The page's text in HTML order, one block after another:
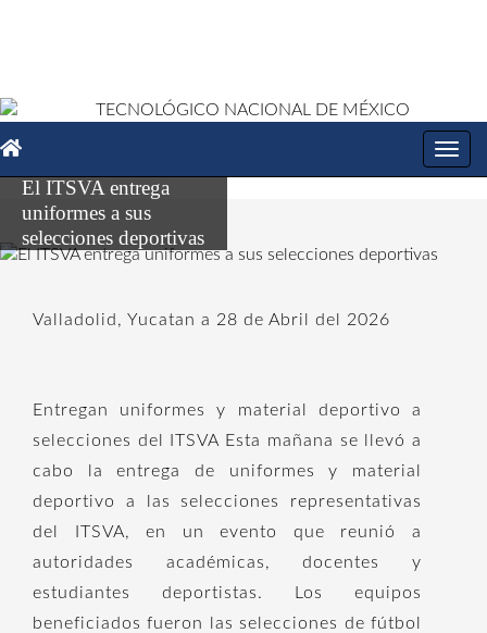
El ITSVA entrega
uniformes a sus
selecciones deportivas
Valladolid, Yucatan a 28 de Abril del 2026
Entregan uniformes y material deportivo a
selecciones del ITSVA Esta mañana se llevó a
cabo la entrega de uniformes y material
deportivo a las selecciones representativas
del ITSVA, en un evento que reunió a
autoridades académicas, docentes y
estudiantes deportistas. Los equipos
beneficiados fueron las selecciones de fútbol